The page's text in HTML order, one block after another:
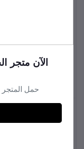
مجموعة النقل الذكي
Transportation
الآن متجر